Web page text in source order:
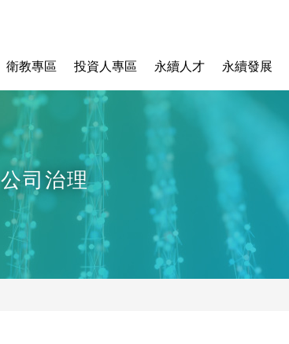
衛教專區 投資人專區 永續人才 永續發展
公司治理